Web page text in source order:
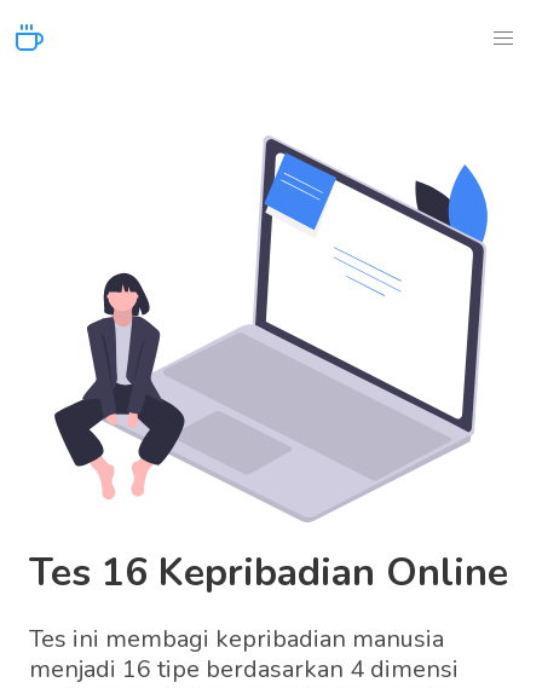
Tes 16 Kepribadian Online
Tes ini membagi kepribadian manusia
menjadi 16 tipe berdasarkan 4 dimensi